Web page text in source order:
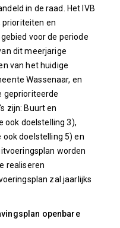
in de raad. Het IVB
prioriteiten en
voor de periode
dit meerjarige
van het huidige
Wassenaar, en
geprioriteerde
zijn: Buurt en
ook doelstelling 3),
doelstelling 5) en
worden
realiseren
zal jaarlijks
openbare